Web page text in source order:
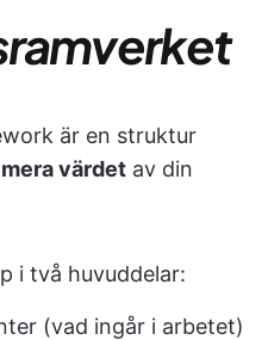
är en struktur
värdet av din
i två huvuddelar:
(vad ingår i arbetet)